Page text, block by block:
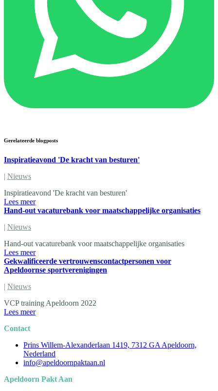
Gerelateerde blogposts
Inspiratieavond 'De kracht van besturen'
| Nieuws
Inspiratieavond 'De kracht van besturen'
Lees meer
Hand-out vacaturebank voor maatschappelijke organisaties
| Nieuws
Hand-out vacaturebank voor maatschappelijke organisaties
Lees meer
Gekwalificeerde vertrouwenscontactpersonen voor
Apeldoornse sportverenigingen
| Nieuws
VCP training Apeldoorn 2022
Lees meer
Contact
Prins Willem-Alexanderlaan 1419, 7312 GA Apeldoorn,
Nederland
info@apeldoornpaktaan.nl
Apeldoorn Pakt Aan